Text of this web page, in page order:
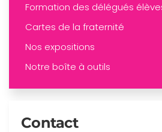
Formation des délégués
Cartes de la fraternité
Nos expositions
Notre boîte à outils
Contact